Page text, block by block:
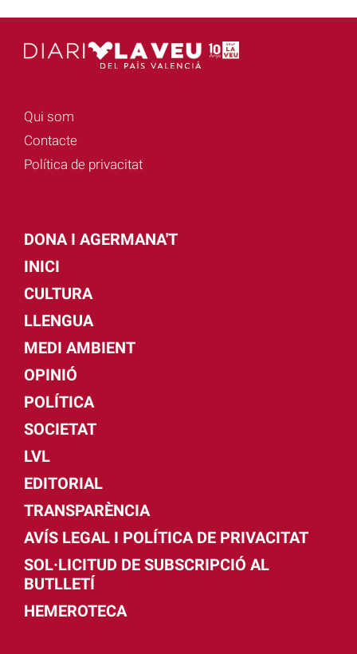
Qui som
Contacte
Política de privacitat
DONA I AGERMANA'T
INICI
CULTURA
LLENGUA
MEDI AMBIENT
OPINIÓ
POLÍTICA
SOCIETAT
LVL
EDITORIAL
TRANSPARÈNCIA
AVÍS LEGAL I POLÍTICA DE PRIVACITAT
SOL·LICITUD DE SUBSCRIPCIÓ AL
BUTLLETÍ
HEMEROTECA